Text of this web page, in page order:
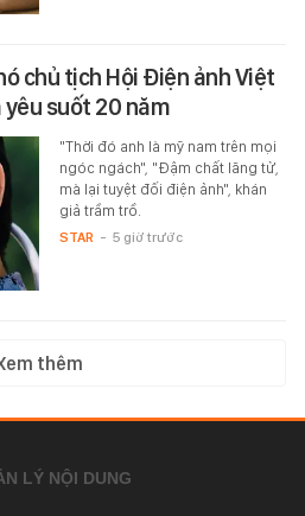
chủ tịch Hội Điện ảnh Việt
suốt 20 năm
"Thời đó anh là mỹ nam trên mọi
ngóc ngách", "Đậm chất lãng tử,
mà lại tuyệt đối điện ảnh", khán
giả trầm trồ.
STAR - 5 giờ trước
thêm
LÝ NỘI DUNG